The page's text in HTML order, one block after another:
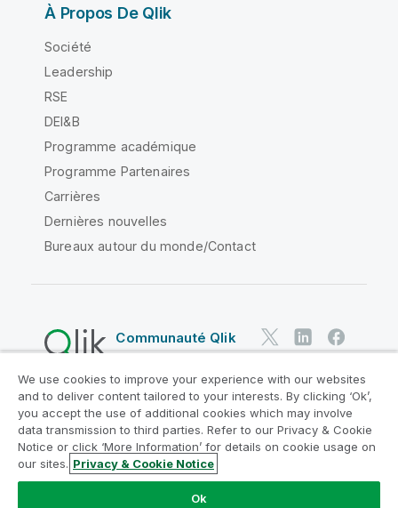
À Propos De Qlik
Société
Leadership
RSE
DEI&B
Programme académique
Programme Partenaires
Carrières
Dernières nouvelles
Bureaux autour du monde/Contact
Communauté Qlik
Contrats juridiques
Conditions d'utilisation des produits
Legal Policies
Conditions légales
Conditions d'utilisation
Marques
Do Not Share My Info
We use cookies to improve your experience with our websites
and to deliver content tailored to your interests. By clicking ‘Ok’,
you accept the use of additional cookies which may involve
data transmission to third parties. Refer to our Privacy & Cookie
Notice or click ‘More Information’ for details on cookie usage on
our sites. Privacy & Cookie Notice
Ok